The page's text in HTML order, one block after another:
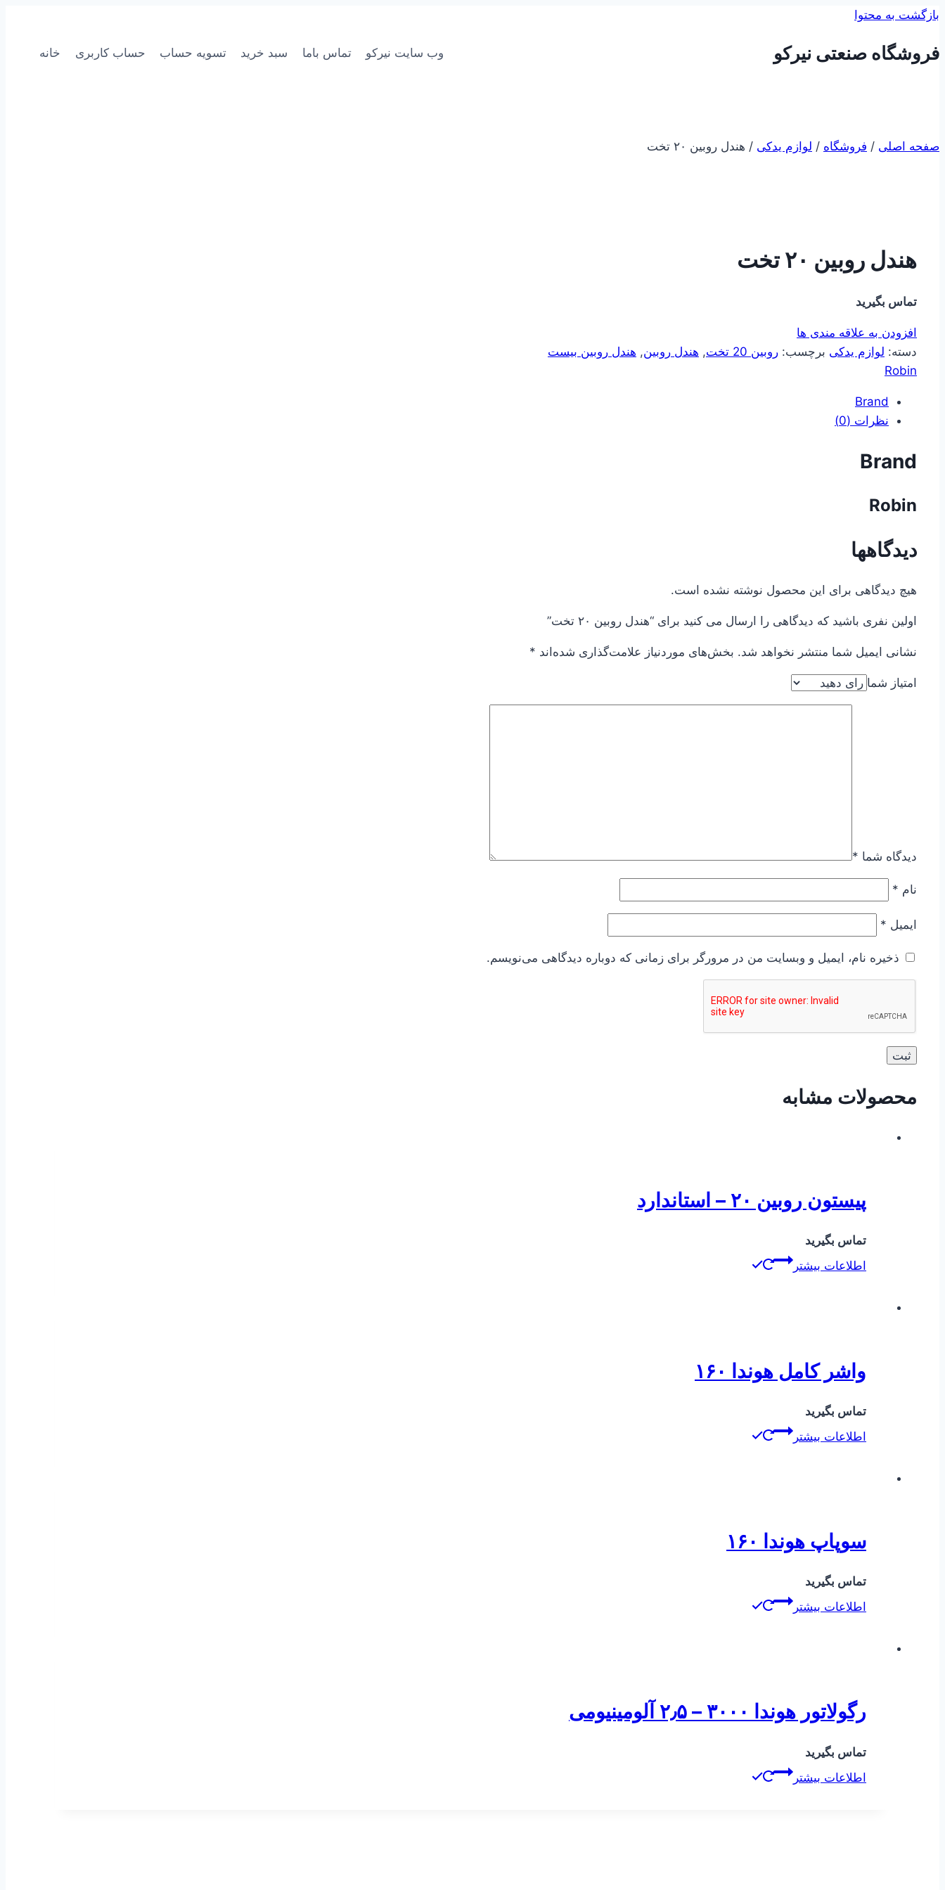
بازگشت به محتوا
فروشگاه صنعتی نیرکو وب سایت نیرکو تماس باما سبد خرید تسویه حساب حساب کاربری خانه
صفحه اصلی / فروشگاه / لوازم یدکی / هندل روبین ۲۰ تخت
هندل روبین ۲۰ تخت
تماس بگیرید
افزودن به علاقه مندی ها
دسته: لوازم یدکی برچسب: روبین 20 تخت , هندل روبین, هندل روبین بیست
Robin
Brand
نظرات (0)
Brand
Robin
دیدگاهها
هیچ دیدگاهی برای این محصول نوشته نشده است.
اولین نفری باشید که دیدگاهی را ارسال می کنید برای “هندل روبین ۲۰ تخت”
نشانی ایمیل شما منتشر نخواهد شد. بخش‌های موردنیاز علامت‌گذاری شده‌اند *
امتیاز شما
دیدگاه شما *
نام *
ایمیل *
ذخیره نام، ایمیل و وبسایت من در مرورگر برای زمانی که دوباره دیدگاهی می‌نویسم.
محصولات مشابه
پیستون روبین ۲۰ – استاندارد
تماس بگیرید
اطلاعات بیشتر
واشر کامل هوندا ۱۶۰
تماس بگیرید
اطلاعات بیشتر
سوپاپ هوندا ۱۶۰
تماس بگیرید
اطلاعات بیشتر
رگولاتور هوندا ۳۰۰۰ – ۲٫۵ آلومینیومی
تماس بگیرید
اطلاعات بیشتر